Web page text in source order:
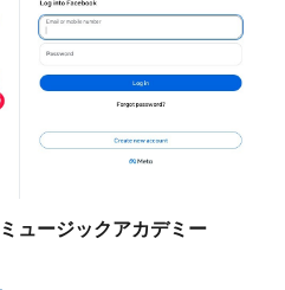
ュージックアカデミー